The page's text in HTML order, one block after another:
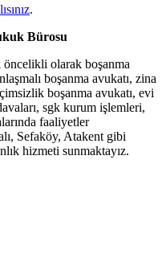
.
Bürosu
olarak boşanma
boşanma avukatı, zina
boşanma avukatı, evi
sgk kurum işlemleri,
faaliyetler
Sefaköy, Atakent gibi
hizmeti sunmaktayız.